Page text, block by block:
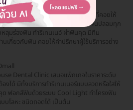
ลินิกทันตกรรมครบวงจรย่านมีนบุรี ที่คอยให้
น ถอนฟัน รักษารากฟัน รากเทียม ฟันปลอมทุก
ลุมร่องฟัน ทำรีเทนเนอ์ ผ่าฟันคุด มีทีม
เกี่ยวกับฟัน คอยให้คำปรึกษาผู้ใช้บริการอย่าง
Dental Clinic เสนอแพ็กเกจในราคาระดับ
งได้ มีทั้งบริการทำรีเทนเนอร์แบบลวดหรือใสให้
ฟอกสีฟันด้วยระบบ Cool Light ทำโครงฟัน
โลหะ ชนิดถอดได้ เป็นต้น